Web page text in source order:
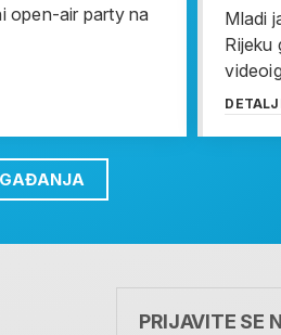
open-air party na
Mladi
Rijeku
PRIJAVITE SE